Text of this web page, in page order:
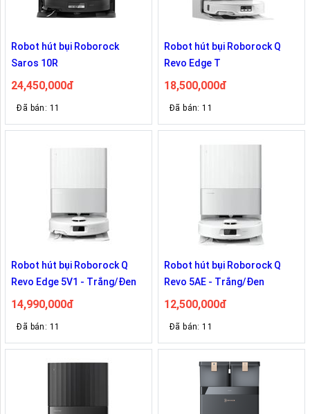
Robot hút bụi Roborock
Saros 10R
24,450,000đ
Đã bán: 11
Robot hút bụi Roborock Q
Revo Edge T
18,500,000đ
Đã bán: 11
Robot hút bụi Roborock Q
Revo Edge 5V1 - Trắng/Đen
14,990,000đ
Đã bán: 11
Robot hút bụi Roborock Q
Revo 5AE - Trắng/Đen
12,500,000đ
Đã bán: 11